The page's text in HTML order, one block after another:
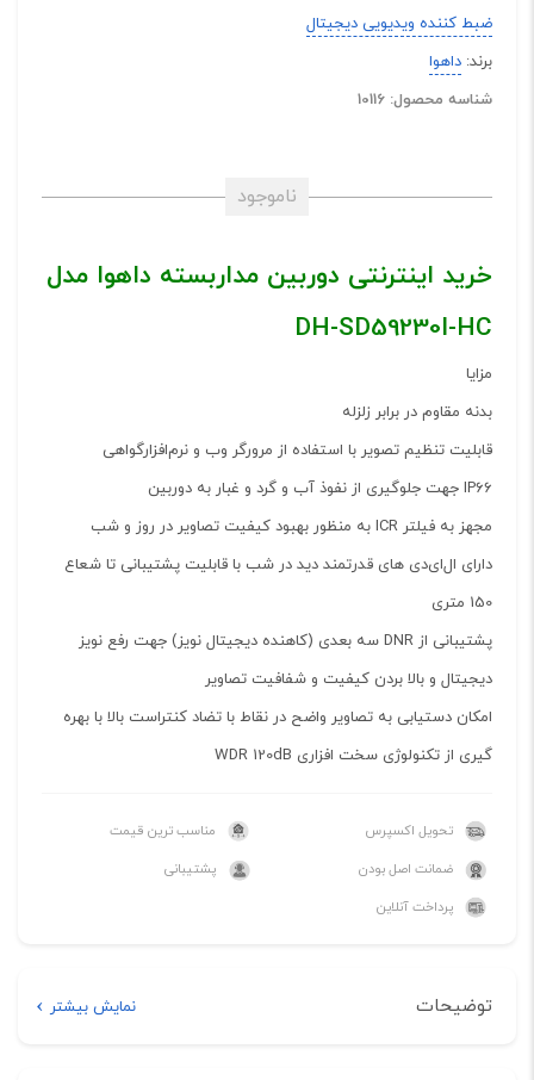
ضبط کننده ویدیویی دیجیتال
برند: داهوا
شناسه محصول: 10116
ناموجود
خرید اینترنتی دوربین مداربسته داهوا مدل
DH-SD59230I-HC
مزایا
بدنه مقاوم در برابر زلزله
قابلیت تنظیم تصویر با استفاده از مرورگر وب و نرم‌افزارگواهی
IP66 جهت جلوگیری از نفوذ آب و گرد و غبار به دوربین
مجهز به فیلتر ICR به منظور بهبود کیفیت تصاویر در روز و شب
دارای ال‌ای‌دی های قدرتمند دید در شب با قابلیت پشتیبانی تا شعاع
150 متری
پشتیبانی از DNR سه بعدی (کاهنده دیجیتال نویز) جهت رفع نویز
دیجیتال و بالا بردن کیفیت و شفافیت تصاویر
امکان دستیابی به تصاویر واضح در نقاط با تضاد کنتراست بالا با بهره
گیری از تکنولوژی سخت افزاری WDR 120dB
تحویل اکسپرس
مناسب ترین قیمت
ضمانت اصل بودن
پشتیبانی
پرداخت آنلاین
توضیحات نمایش بیشتر